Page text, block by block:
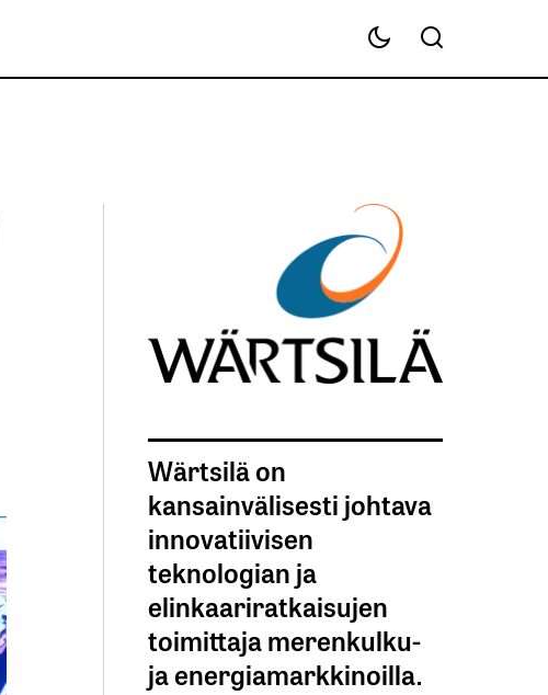
Wärtsilä on
kansainvälisesti johtava
innovatiivisen
teknologian ja
elinkaariratkaisujen
toimittaja merenkulku-
ja energiamarkkinoilla.